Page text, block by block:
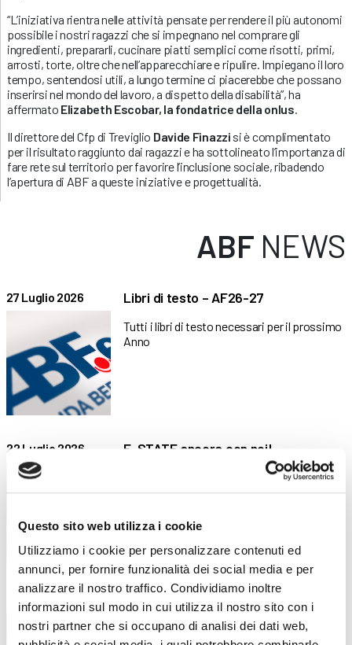
Questo sito web utilizza i cookie
Utilizziamo i cookie per personalizzare contenuti ed
annunci, per fornire funzionalità dei social media e per
analizzare il nostro traffico. Condividiamo inoltre
informazioni sul modo in cui utilizza il nostro sito con i
nostri partner che si occupano di analisi dei dati web,
“L’iniziativa rientra nelle attività pensate per rendere il più autonomi
possibile i nostri ragazzi che si impegnano nel comprare gli
ingredienti, prepararli, cucinare piatti semplici come risotti, primi,
arrosti, torte, oltre che nell’apparecchiare e ripulire. Impiegano il loro
tempo, sentendosi utili, a lungo termine ci piacerebbe che possano
inserirsi nel mondo del lavoro, a dispetto della disabilità”, ha
affermato Elizabeth Escobar, la fondatrice della onlus
Il direttore del Cfp di Treviglio Davide Finazzi si è complimentato
per il risultato raggiunto dai ragazzi e ha sottolineato l’importanza di
fare rete sul territorio per favorire l’inclusione sociale, ribadendo
l’apertura di ABF a queste iniziative e progettualità.
ABF NEWS
27 Luglio 2026 Libri di testo – AF26-27
Tutti i libri di testo necessari per il prossimo
Anno
22 Luglio 2026 E-STATE ancora con noi!
Il progetto estivo di ABF Treviglio dedicato
agli allievi del
19 Maggio 2026
Alla scoperta del laboratorio di
cartotecnica!